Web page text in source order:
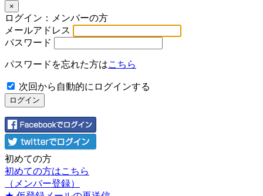
×
ログイン：メンバーの方
メールアドレス
パスワード
パスワードを忘れた方はこちら
次回から自動的にログインする
初めての方
初めての方はこちら
（メンバー登録）